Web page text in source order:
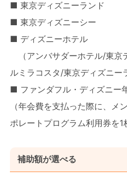
■ 東京ディズニーランド
■ 東京ディズニーシー
■ ディズニーホテル
（アンバサダーホテル/東京
ルミラコスタ/東京ディズニー
■ ファンダフル・ディズニー
（年会費を支払った際に、メ
ポレートプログラム利用券を1
補助額が選べる